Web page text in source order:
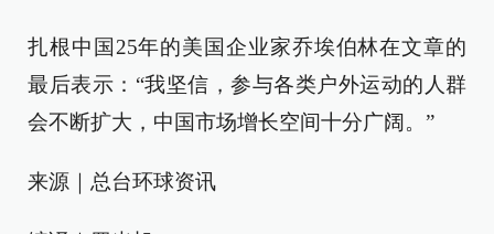
扎根中国25年的美国企业家乔埃伯林在文章的
最后表示：“我坚信，参与各类户外运动的人群
会不断扩大，中国市场增长空间十分广阔。”
来源｜总台环球资讯